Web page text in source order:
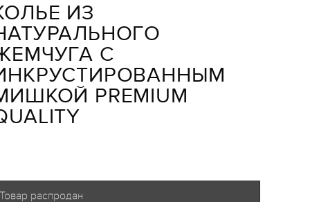
ИЗ
С
PREMIUM
Товар распродан